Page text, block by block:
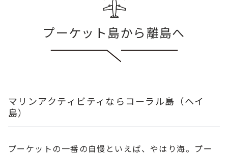
プーケット島から離島へ
マリンアクティビティならコーラル島（ヘイ
島）
プーケットの一番の自慢といえば、やはり海。プー